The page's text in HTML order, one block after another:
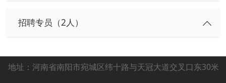
招聘专员（2人）
地址：河南省南阳市宛城区纬十路与天冠大道交叉口东30米